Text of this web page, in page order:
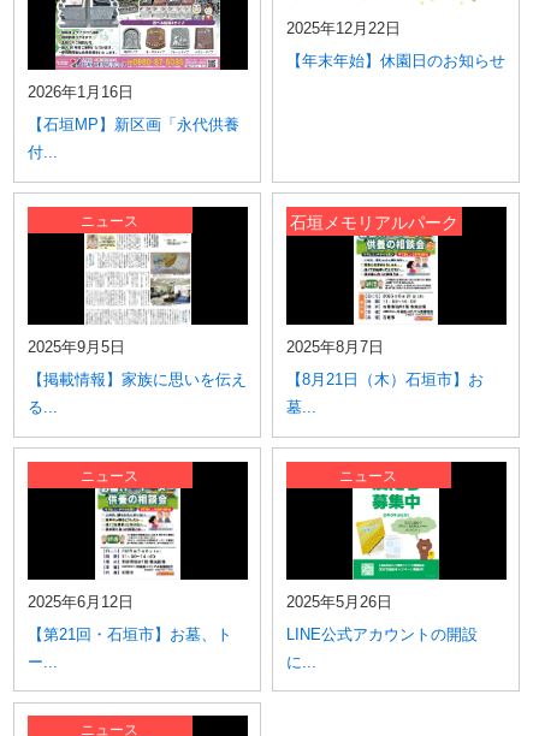
2026年1月16日
【石垣MP】新区画「永代供養
付...
2025年12月22日
【年末年始】休園日のお知らせ
ニュース
2025年9月5日
【掲載情報】家族に思いを伝え
る...
石垣メモリアルパーク
2025年8月7日
【8月21日（木）石垣市】お
墓...
ニュース
2025年6月12日
【第21回・石垣市】お墓、ト
ー...
ニュース
2025年5月26日
LINE公式アカウントの開設
に...
ニュース